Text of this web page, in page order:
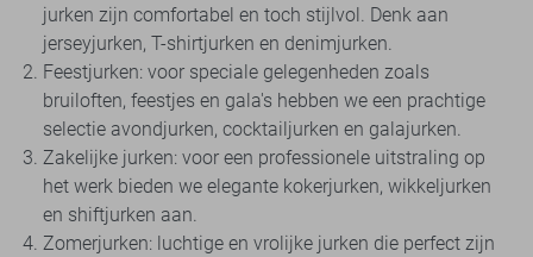
jurken zijn comfortabel en toch stijlvol. Denk aan
jerseyjurken, T-shirtjurken en denimjurken.
Feestjurken: voor speciale gelegenheden zoals
bruiloften, feestjes en gala's hebben we een prachtige
selectie avondjurken, cocktailjurken en galajurken.
Zakelijke jurken: voor een professionele uitstraling op
het werk bieden we elegante kokerjurken, wikkeljurken
en shiftjurken aan.
Zomerjurken: luchtige en vrolijke jurken die perfect zijn